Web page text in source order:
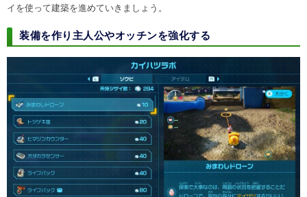
イを使って建築を進めていきましょう。
装備を作り主人公やオッチンを強化する